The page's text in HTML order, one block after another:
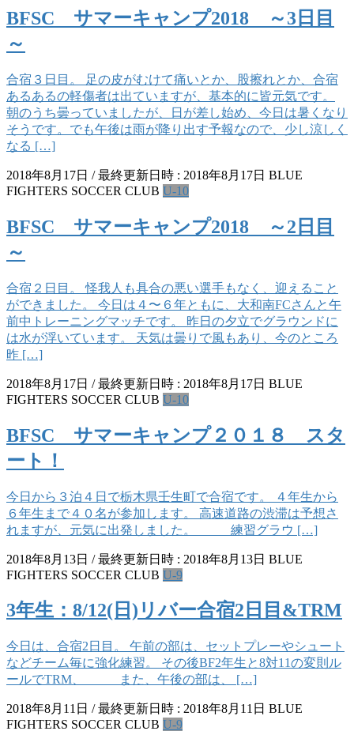
BFSC サマーキャンプ2018 ～3日目
～
合宿３日目。 足の皮がむけて痛いとか、股擦れとか、合宿
あるあるの軽傷者は出ていますが、基本的に皆元気です。
朝のうち曇っていましたが、日が差し始め、今日は暑くなり
そうです。でも午後は雨が降り出す予報なので、少し涼しく
なる […]
2018年8月17日 / 最終更新日時 : 2018年8月17日 BLUE
FIGHTERS SOCCER CLUB U-10
BFSC サマーキャンプ2018 ～2日目
～
合宿２日目。 怪我人も具合の悪い選手もなく、迎えること
ができました。 今日は４〜６年ともに、大和南FCさんと午
前中トレーニングマッチです。 昨日の夕立でグラウンドに
は水が浮いています。 天気は曇りで風もあり、今のところ
昨 […]
2018年8月17日 / 最終更新日時 : 2018年8月17日 BLUE
FIGHTERS SOCCER CLUB U-10
BFSC サマーキャンプ２０１８ スタ
ート！
今日から３泊４日で栃木県壬生町で合宿です。 ４年生から
６年生まで４０名が参加します。 高速道路の渋滞は予想さ
れますが、元気に出発しました。 練習グラウ […]
2018年8月13日 / 最終更新日時 : 2018年8月13日 BLUE
FIGHTERS SOCCER CLUB U-9
3年生：8/12(日)リバー合宿2日目&TRM
今日は、合宿2日目。 午前の部は、セットプレーやシュート
などチーム毎に強化練習。 その後BF2年生と8対11の変則ル
ールでTRM、 また、午後の部は、 […]
2018年8月11日 / 最終更新日時 : 2018年8月11日 BLUE
FIGHTERS SOCCER CLUB U-9